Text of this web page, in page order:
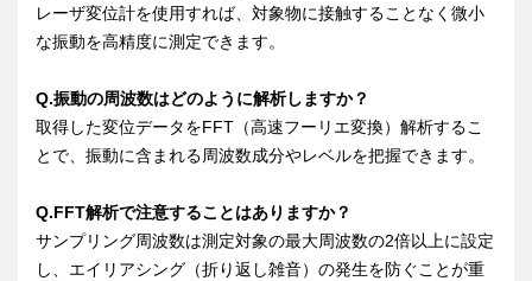
レーザ変位計を使用すれば、対象物に接触することなく微小
な振動を高精度に測定できます。
Q.振動の周波数はどのように解析しますか？
取得した変位データをFFT（高速フーリエ変換）解析するこ
とで、振動に含まれる周波数成分やレベルを把握できます。
Q.FFT解析で注意することはありますか？
サンプリング周波数は測定対象の最大周波数の2倍以上に設定
し、エイリアシング（折り返し雑音）の発生を防ぐことが重